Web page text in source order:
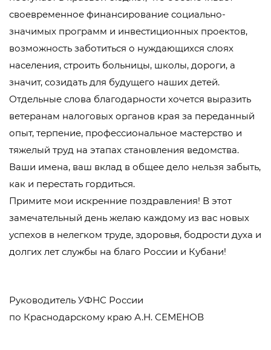
своевременное финансирование социально-
значимых программ и инвестиционных проектов,
возможность заботиться о нуждающихся слоях
населения, строить больницы, школы, дороги, а
значит, созидать для будущего наших детей.
Отдельные слова благодарности хочется выразить
ветеранам налоговых органов края за переданный
опыт, терпение, профессиональное мастерство и
тяжелый труд на этапах становления ведомства.
Ваши имена, ваш вклад в общее дело нельзя забыть,
как и перестать гордиться.
Примите мои искренние поздравления! В этот
замечательный день желаю каждому из вас новых
успехов в нелегком труде, здоровья, бодрости духа и
долгих лет службы на благо России и Кубани!
Руководитель УФНС России
по Краснодарскому краю А.Н. СЕМЕНОВ